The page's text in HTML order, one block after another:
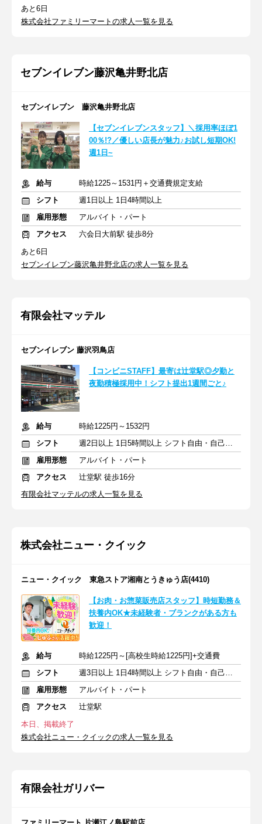
あと6日
株式会社ファミリーマートの求人一覧を見る
セブンイレブン藤沢亀井野北店
セブンイレブン 藤沢亀井野北店
【セブンイレブンスタッフ】＼採用率ほぼ1
00％!?／優しい店長が魅力♪お試し短期OK!
週1日~
給与
時給1225～1531円＋交通費規定支給
シフト
週1日以上 1日4時間以上
雇用形態
アルバイト・パート
アクセス
六会日大前駅 徒歩8分
あと6日
セブンイレブン藤沢亀井野北店の求人一覧を見る
有限会社マッテル
セブンイレブン 藤沢羽鳥店
【コンビニSTAFF】最寄は辻堂駅◎夕勤と
夜勤積極採用中！シフト提出1週間ごと♪
給与
時給1225円～1532円
シフト
週2日以上 1日5時間以上 シフト自由・自己申告
雇用形態
アルバイト・パート
アクセス
辻堂駅 徒歩16分
有限会社マッテルの求人一覧を見る
株式会社ニュー・クイック
ニュー・クイック 東急ストア湘南とうきゅう店(4410)
【お肉・お惣菜販売店スタッフ】時短勤務＆
扶養内OK★未経験者・ブランクがある方も
歓迎！
給与
時給1225円～[高校生時給1225円]+交通費
シフト
週3日以上 1日4時間以上 シフト自由・自己申告
雇用形態
アルバイト・パート
アクセス
辻堂駅
本日、掲載終了
株式会社ニュー・クイックの求人一覧を見る
有限会社ガリバー